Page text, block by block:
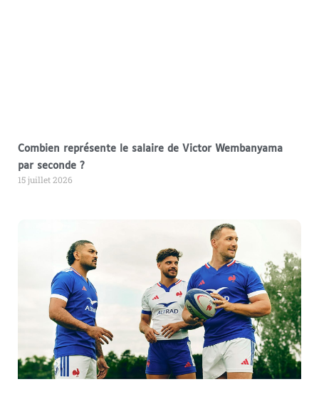
Combien représente le salaire de Victor Wembanyama
par seconde ?
15 juillet 2026